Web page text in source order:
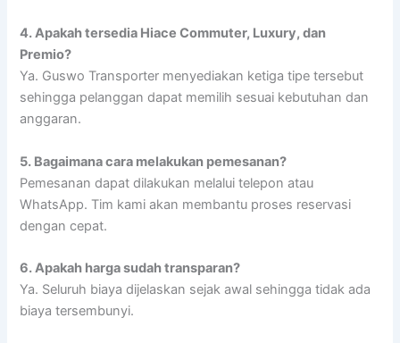
4. Apakah tersedia Hiace Commuter, Luxury, dan
Premio?
Ya. Guswo Transporter menyediakan ketiga tipe tersebut
sehingga pelanggan dapat memilih sesuai kebutuhan dan
anggaran.
5. Bagaimana cara melakukan pemesanan?
Pemesanan dapat dilakukan melalui telepon atau
WhatsApp. Tim kami akan membantu proses reservasi
dengan cepat.
6. Apakah harga sudah transparan?
Ya. Seluruh biaya dijelaskan sejak awal sehingga tidak ada
biaya tersembunyi.